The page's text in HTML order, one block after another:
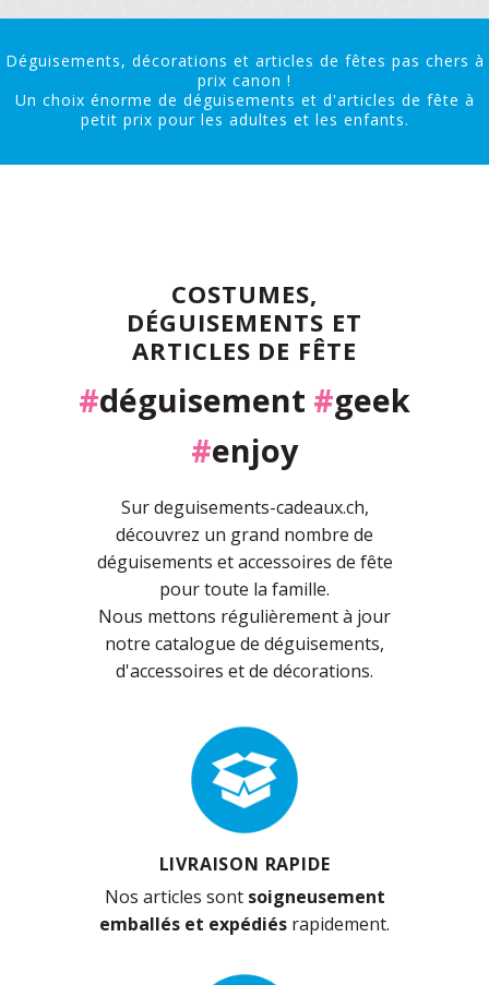
Déguisements, décorations et articles de fêtes pas chers à
prix canon !
Un choix énorme de déguisements et d'articles de fête à
petit prix pour les adultes et les enfants.
COSTUMES,
DÉGUISEMENTS ET
ARTICLES DE FÊTE
#déguisement #geek
#enjoy
Sur deguisements-cadeaux.ch,
découvrez un grand nombre de
déguisements et accessoires de fête
pour toute la famille.
Nous mettons régulièrement à jour
notre catalogue de déguisements,
d'accessoires et de décorations.
LIVRAISON RAPIDE
Nos articles sont soigneusement
emballés et expédiés rapidement.